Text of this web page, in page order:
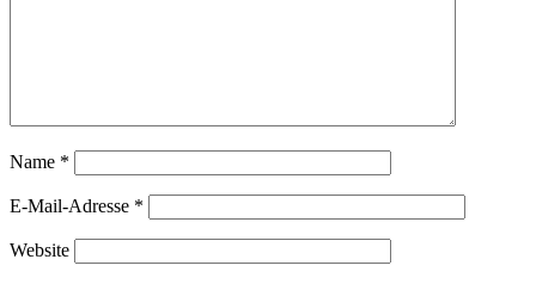
Name *
E-Mail-Adresse *
Website